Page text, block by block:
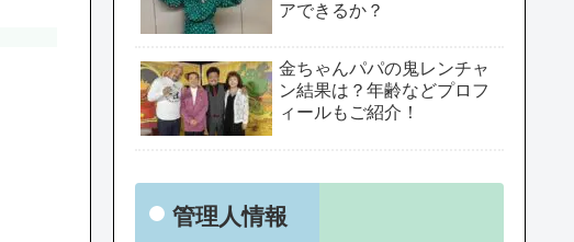
アできるか？
金ちゃんパパの鬼レンチャ
ン結果は？年齢などプロフ
ィールもご紹介！
管理人情報